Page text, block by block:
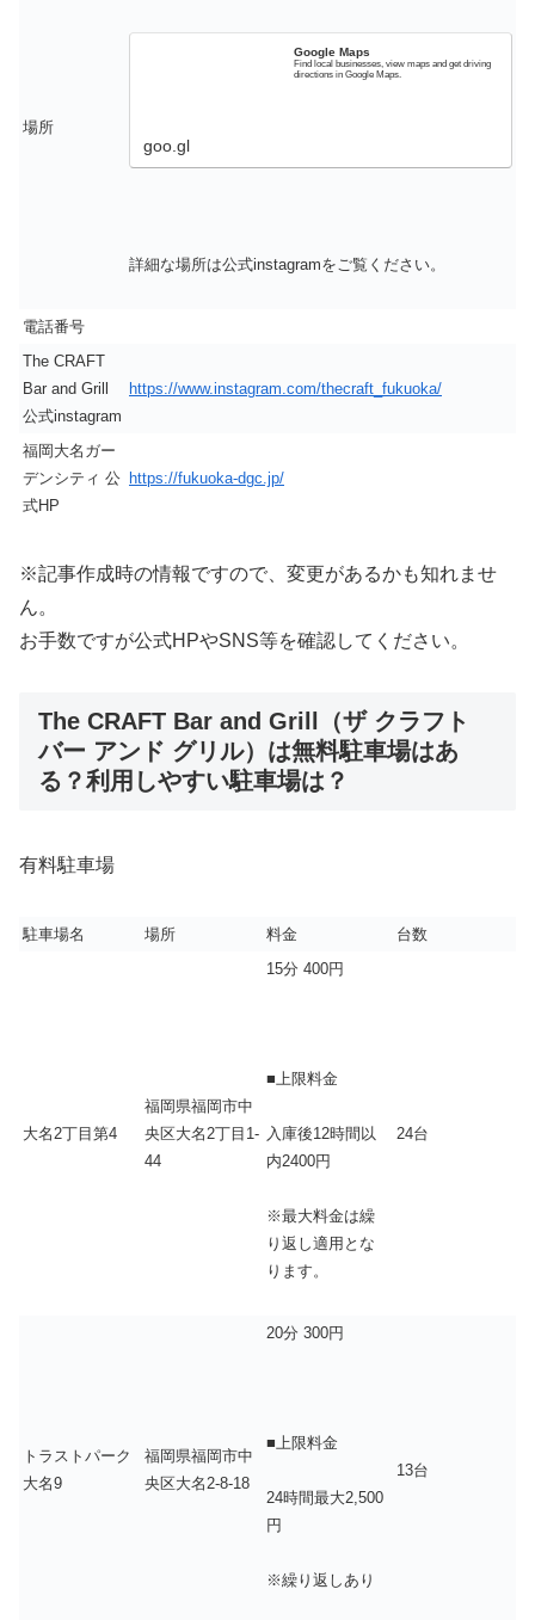
場所
Google Maps
Find local businesses, view maps and get driving
directions in Google Maps.
goo.gl
詳細な場所は公式instagramをご覧ください。
電話番号
The CRAFT
Bar and Grill
公式instagram
https://www.instagram.com/thecraft_fukuoka/
福岡大名ガー
デンシティ 公
式HP
https://fukuoka-dgc.jp/
※記事作成時の情報ですので、変更があるかも知れませ
ん。
お手数ですが公式HPやSNS等を確認してください。
The CRAFT Bar and Grill（ザ クラフト
バー アンド グリル）は無料駐車場はあ
る？利用しやすい駐車場は？
有料駐車場
駐車場名 場所 料金 台数
大名2丁目第4
福岡県福岡市中
央区大名2丁目1-
44
15分 400円
■上限料金
入庫後12時間以
内2400円
※最大料金は繰
り返し適用とな
ります。
24台
トラストパーク
大名9
福岡県福岡市中
央区大名2-8-18
20分 300円
■上限料金
24時間最大2,500
円
※繰り返しあり
13台